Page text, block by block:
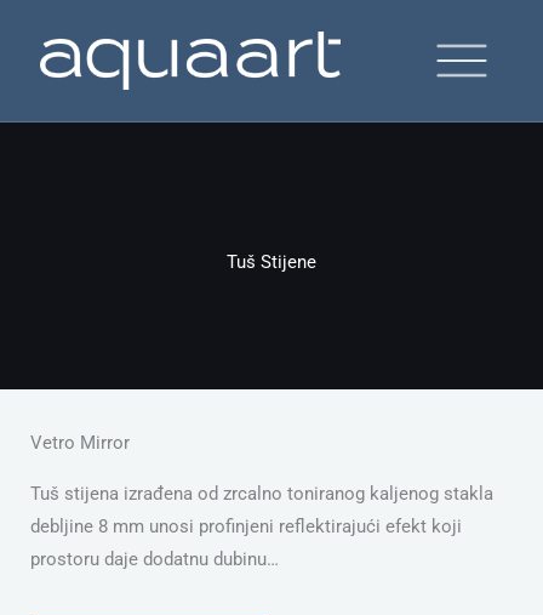
content
Tuš Stijene
Vetro Mirror
Tuš stijena izrađena od zrcalno toniranog kaljenog stakla
debljine 8 mm unosi profinjeni reflektirajući efekt koji
prostoru daje dodatnu dubinu…